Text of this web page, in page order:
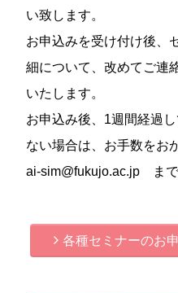
い致します。
お申込みを受け付け後、
細について、改めてご連
いたします。
お申込み後、1週間経過
ない場合は、お手数をお
ai-sim@fukujo.ac.jp まで
各種セミナーのお